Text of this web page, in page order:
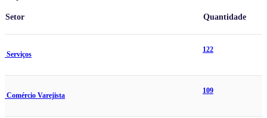
Setor Quantidade
Serviços
122
Comércio Varejista
109